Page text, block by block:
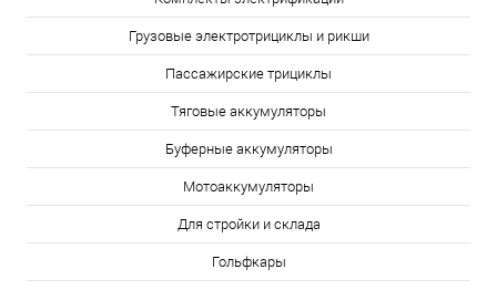
Грузовые электротрициклы и рикши
Пассажирские трициклы
Тяговые аккумуляторы
Буферные аккумуляторы
Мотоаккумуляторы
Для стройки и склада
Гольфкары